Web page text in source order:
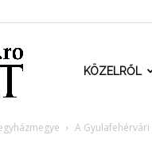
RomKat.roKÖZELRŐL
A